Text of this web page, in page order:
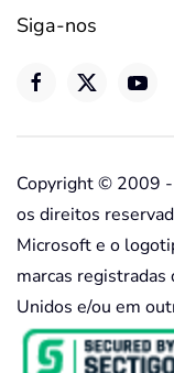
Siga-nos
Copyright © 2009
os direitos
Microsoft e o
marcas
Unidos e/ou em